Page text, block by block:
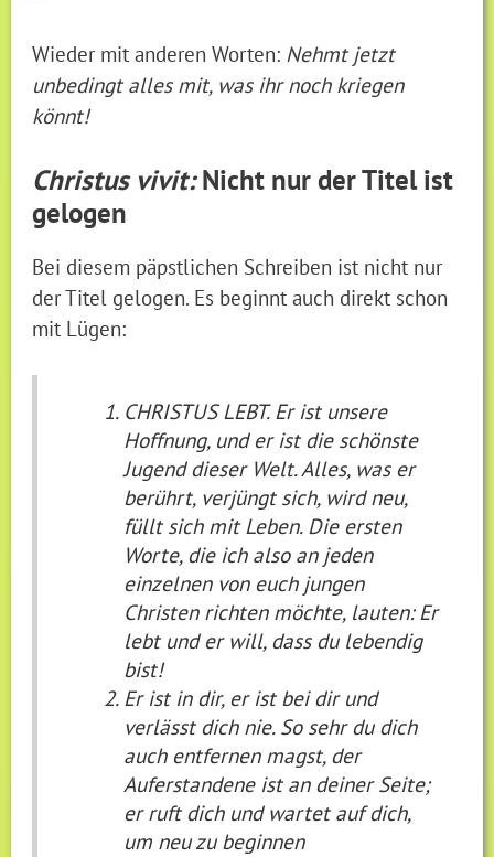
Wieder mit anderen Worten: Nehmt jetzt
unbedingt alles mit, was ihr noch kriegen
könnt!
Christus vivit:Nicht nur der Titel ist
gelogen
Bei diesem päpstlichen Schreiben ist nicht nur
der Titel gelogen. Es beginnt auch direkt schon
mit Lügen:
CHRISTUS LEBT. Er ist unsere
Hoffnung, und er ist die schönste
Jugend dieser Welt. Alles, was er
berührt, verjüngt sich, wird neu,
füllt sich mit Leben. Die ersten
Worte, die ich also an jeden
einzelnen von euch jungen
Christen richten möchte, lauten: Er
lebt und er will, dass du lebendig
bist!
Er ist in dir, er ist bei dir und
verlässt dich nie. So sehr du dich
auch entfernen magst, der
Auferstandene ist an deiner Seite;
er ruft dich und wartet auf dich,
um neu zu beginnen